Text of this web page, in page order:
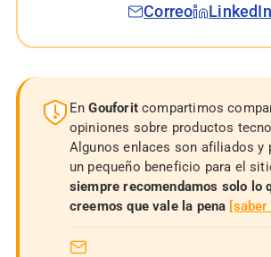
Correo LinkedIn
EnGouforitcompartimos
opiniones sobre productos
Algunos enlaces son afiliados y
un pequeño beneficio para el
siempre recomendamos solo lo
creemos que vale la pena [saber